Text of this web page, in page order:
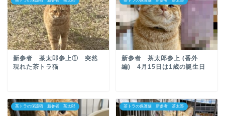
新参者 茶太郎参上① 突然
現れた茶トラ猫
新参者 茶太郎参上 (番外
編) 4月15日は1歳の誕生日
茶トラの保護猫 新参者 茶太郎 茶トラの保護猫 新参者 茶太郎